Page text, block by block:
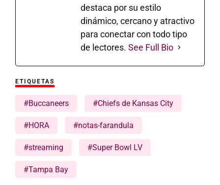
destaca por su estilo
dinámico, cercano y atractivo
para conectar con todo tipo
de lectores. See Full Bio
ETIQUETAS
#Buccaneers #Chiefs de Kansas City
#HORA #notas-farandula
#streaming #Super Bowl LV
#Tampa Bay